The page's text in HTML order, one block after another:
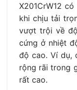
X201CrW12
khi chịu tải
vượt trội về
cứng ở nhiệt
độ cao. Ví dụ,
rộng rãi trong
rất cao.